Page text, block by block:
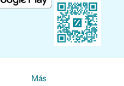
Más